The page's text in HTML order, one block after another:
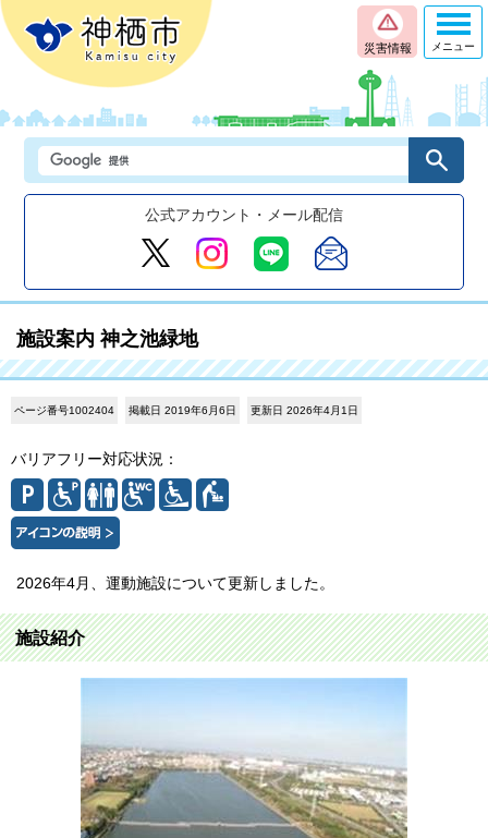
災害情報
公式アカウント・メール配信
メニュー
施設案内 神之池緑地
ページ番号1002404 掲載日 2019年6月6日 更新日 2026年4月1日
バリアフリー対応状況：
2026年4月、運動施設について更新しました。
施設紹介